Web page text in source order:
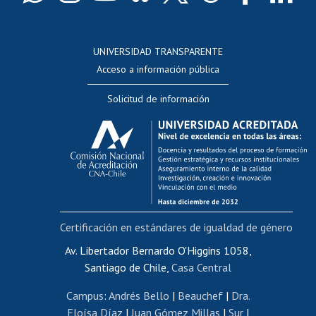
Evaluación docente
Calificación académica
Postulación al AUCAI
Funcionarias/os
Cursos internos de capacitación
Bienestar del personal
Portal de movilidad interna
Certificado de renta
Certificado de renta honorarios
Editar páginas blancas
UNIVERSIDAD TRANSPARENTE
Acceso a información pública
Solicitud de información
Av. Libertador Bernardo O'Higgins 1058,
Santiago de Chile, Casa Central
Campus: Andrés Bello | Beauchef| Dra.
Eloísa Díaz | Juan Gómez Millas | Sur |
Certificación en estándares de igualdad de género